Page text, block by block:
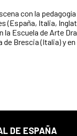
con la
(España, Italia,
la Escuela de Arte
Brescia (Italia) y
DE ESPAÑA